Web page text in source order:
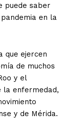
puede saber
en la
que ejercen
de muchos
y el
la enfermedad,
y de Mérida.